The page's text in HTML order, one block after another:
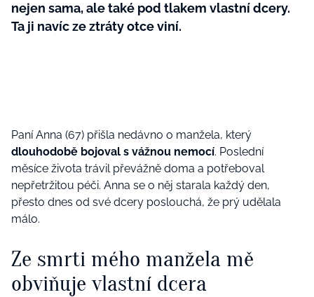
nejen sama, ale také pod tlakem vlastní dcery.
Ta ji navíc ze ztráty otce viní.
Paní Anna (67) přišla nedávno o manžela, který
dlouhodobě bojoval s vážnou nemocí. Poslední
měsíce života trávil převážně doma a potřeboval
nepřetržitou péči. Anna se o něj starala každý den,
přesto dnes od své dcery poslouchá, že prý udělala
málo.
Ze smrti mého manžela mě
obviňuje vlastní dcera